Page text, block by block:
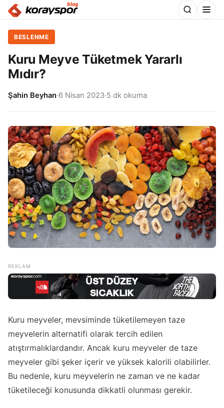
BESLENME
Kuru Meyve Tüketmek Yararlı
Mıdır?
Şahin Beyhan·6 Nisan 2023·5 dk okuma
Kuru meyveler, mevsiminde tüketilemeyen taze
meyvelerin alternatifi olarak tercih edilen
atıştırmalıklardandır. Ancak kuru meyveler de taze
meyveler gibi şeker içerir ve yüksek kalorili olabilirler.
Bu nedenle, kuru meyvelerin ne zaman ve ne kadar
tüketileceği konusunda dikkatli olunması gerekir.